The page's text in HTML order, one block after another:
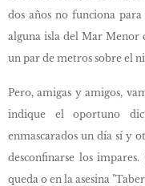
dos años no funciona
alguna isla del Mar Menor
un par de metros sobre el
Pero, amigas y amigos,
indique el oportuno
enmascarados un día sí y
desconfinarse los
queda o en la asesina